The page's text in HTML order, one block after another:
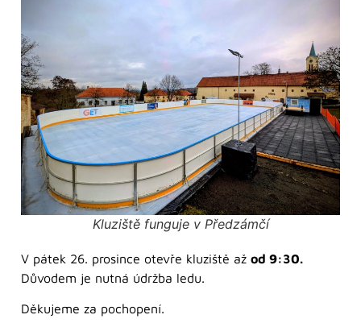
Kluziště funguje v Předzámčí
V pátek 26. prosince otevře kluziště až od 9:30.
Důvodem je nutná údržba ledu.
Děkujeme za pochopení.